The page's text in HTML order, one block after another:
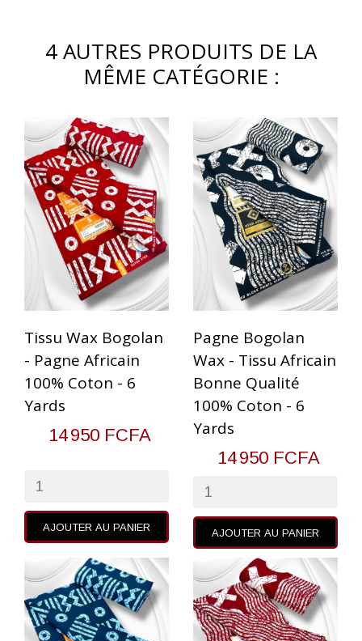
4 AUTRES PRODUITS DE LA
MÊME CATÉGORIE :
Tissu Wax Bogolan
- Pagne Africain
100% Coton - 6
Yards
14 950 FCFA
AJOUTER AU PANIER
Pagne Bogolan
Wax - Tissu Africain
Bonne Qualité
100% Coton - 6
Yards
14 950 FCFA
AJOUTER AU PANIER